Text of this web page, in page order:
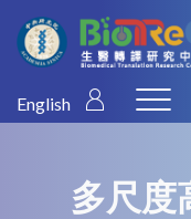
English
多尺度